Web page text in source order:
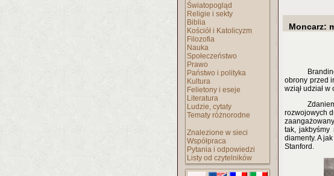
Światopogląd
Religie i sekty
Biblia
Kościół i Katolicyzm
Filozofia
Nauka
Społeczeństwo
Prawo
Państwo i polityka
Kultura
Felietony i eseje
Literatura
Ludzie, cytaty
Tematy różnorodne
Znalezione w sieci
Współpraca
Pytania i odpowiedzi
Listy od czytelników
Moncarz:
obrony przed
wziął udział
rozwojowych
tak, jakbyśmy
diamenty. A
Stanford.